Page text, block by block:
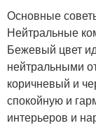
Основные
Нейтральные
Бежевый цвет
нейтральными
коричневый и
спокойную и
интерьеров и